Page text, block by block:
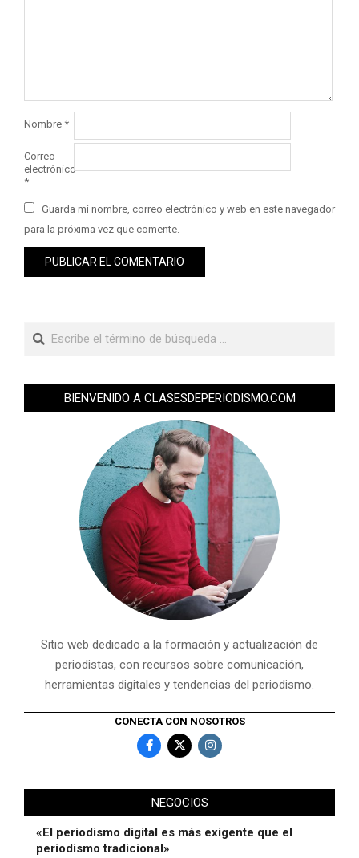
Nombre *
Correo
electrónico
*
Guarda mi nombre, correo electrónico y web en este navegador
para la próxima vez que comente.
BIENVENIDO A CLASESDEPERIODISMO.COM
Sitio web dedicado a la formación y actualización de
periodistas, con recursos sobre comunicación,
herramientas digitales y tendencias del periodismo.
CONECTA CON NOSOTROS
NEGOCIOS
«El periodismo digital es más exigente que el
periodismo tradicional»